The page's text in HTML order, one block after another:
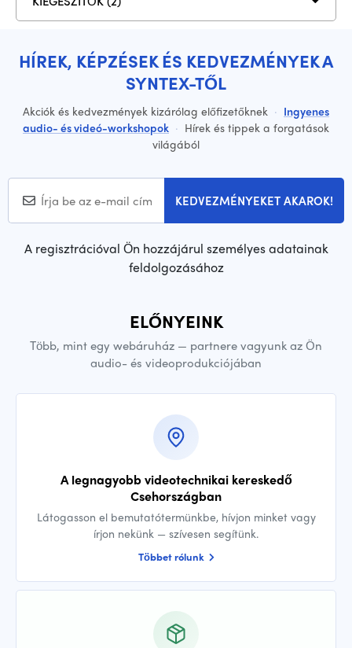
HÍREK, KÉPZÉSEK ÉS KEDVEZMÉNYEK A
SYNTEX-TŐL
Akciók és kedvezmények kizárólag előfizetőknek · Ingyenes
audio- és videó-workshopok · Hírek és tippek a forgatások
világából
KEDVEZMÉNYEKET AKAROK!
A regisztrációval Ön hozzájárul személyes adatainak
feldolgozásához
ELŐNYEINK
Több, mint egy webáruház — partnere vagyunk az Ön
audio- és videoprodukciójában
A legnagyobb videotechnikai kereskedő
Csehországban
Látogasson el bemutatótermünkbe, hívjon minket vagy
írjon nekünk — szívesen segítünk.
Többet rólunk